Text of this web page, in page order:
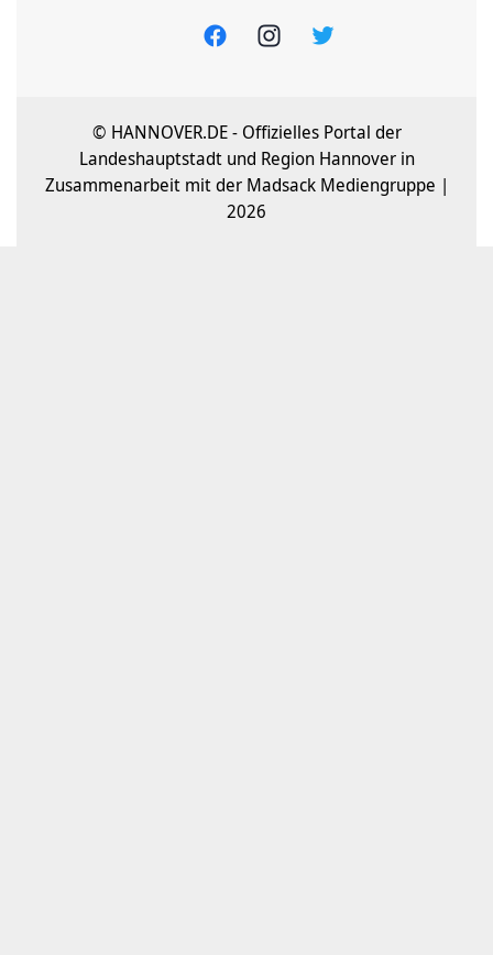
© HANNOVER.DE - Offizielles Portal der
Landeshauptstadt und Region Hannover in
Zusammenarbeit mit der Madsack Mediengruppe |
2026